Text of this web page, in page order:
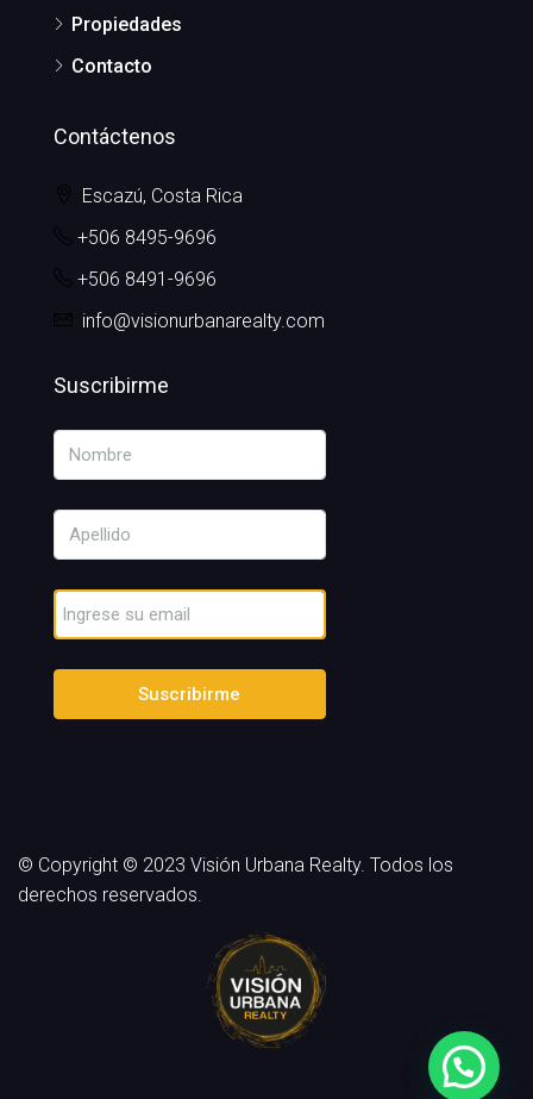
Propiedades
Contacto
Contáctenos
Escazú, Costa Rica
+506 8495-9696
+506 8491-9696
info@visionurbanarealty.com
Suscribirme
Suscribirme
© Copyright © 2023 Visión Urbana Realty. Todos los
derechos reservados.